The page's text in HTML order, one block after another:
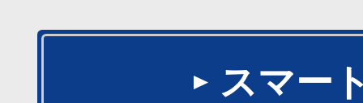
スマー